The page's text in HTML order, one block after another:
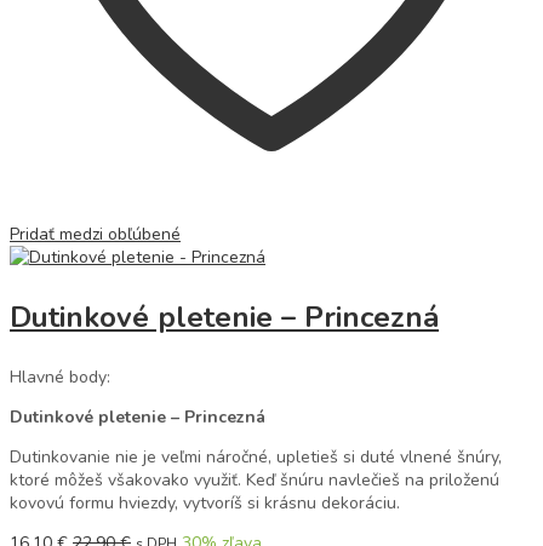
Pridať medzi obľúbené
Dutinkové pletenie – Princezná
Hlavné body:
Dutinkové pletenie – Princezná
Dutinkovanie nie je veľmi náročné, upletieš si duté vlnené šnúry,
ktoré môžeš všakovako využiť. Keď šnúru navlečieš na priloženú
kovovú formu hviezdy, vytvoríš si krásnu dekoráciu.